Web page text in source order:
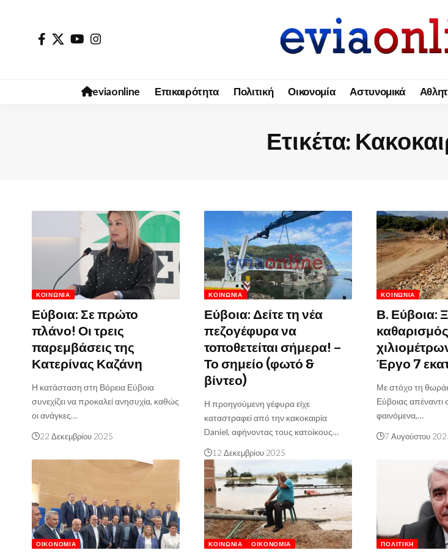
eviaonline Επικαιρότητα Πολιτική Οικονομία Αστυνομικά
Ετικέτα:
ΚΟΙΝΩΝΊΑ
Εύβοια: Σε πρώτο
πλάνο! Οι τρεις
παρεμβάσεις της
Κατερίνας Καζάνη
Η κατάσταση στη Βόρεια Εύβοια
συνεχίζει να προκαλεί ανησυχία, καθώς
οι ανάγκες…
22 Δεκεμβρίου 2025
ΚΟΙΝΩΝΊΑ
Εύβοια: Δείτε τη νέα
πεζογέφυρα να
τοποθετείται σήμερα! –
Το σημείο (φωτό &
βίντεο)
Η προηγούμενη γέφυρα είχε
καταστραφεί από την κακοκαιρία
Daniel, αφήνοντας τους κατοίκους…
12 Δεκεμβρίου 2025
ΚΟΙΝΩΝΊΑ
Β. Εύβοια:
Έργο 7
Με στόχο τη
Εύβοιας απέναντι
φαινόμενα,…
7 Αυγούστου
ΟΙΚΟΝΟΜΊΑ ΚΟΙΝΩΝΊΑ ΟΙΚΟΝΟΜΊΑ ΠΟΛΙΤΙΚΉ